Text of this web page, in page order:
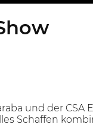
und der
Schaffen